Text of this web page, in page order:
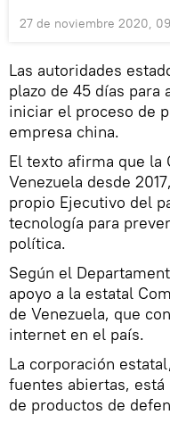
27 de noviembre 2020,
Las autoridades
plazo de 45 días para
iniciar el proceso de
empresa china.
El texto afirma que la
Venezuela desde
propio Ejecutivo del
tecnología para
política.
Según el
apoyo a la estatal
de Venezuela, que
internet en el país.
La сorporación
fuentes abiertas,
de productos de